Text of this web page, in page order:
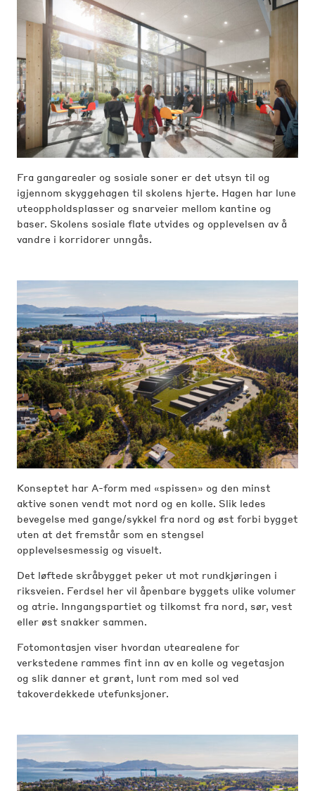
Fra gangarealer og sosiale soner er det utsyn til og
igjennom skyggehagen til skolens hjerte. Hagen har lune
uteoppholdsplasser og snarveier mellom kantine og
baser. Skolens sosiale flate utvides og opplevelsen av å
vandre i korridorer unngås.
Konseptet har A-form med «spissen» og den minst
aktive sonen vendt mot nord og en kolle. Slik ledes
bevegelse med gange/sykkel fra nord og øst forbi bygget
uten at det fremstår som en stengsel
opplevelsesmessig og visuelt.
Det løftede skråbygget peker ut mot rundkjøringen i
riksveien. Ferdsel her vil åpenbare byggets ulike volumer
og atrie. Inngangspartiet og tilkomst fra nord, sør, vest
eller øst snakker sammen.
Fotomontasjen viser hvordan utearealene for
verkstedene rammes fint inn av en kolle og vegetasjon
og slik danner et grønt, lunt rom med sol ved
takoverdekkede utefunksjoner.